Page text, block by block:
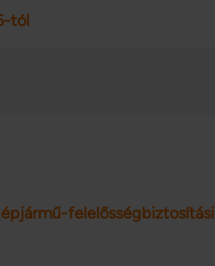
tól
felelősségbiztosítási